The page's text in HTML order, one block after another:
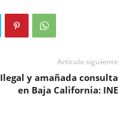
Artículo siguiente
Ilegal y amañada consulta
en Baja California: INE